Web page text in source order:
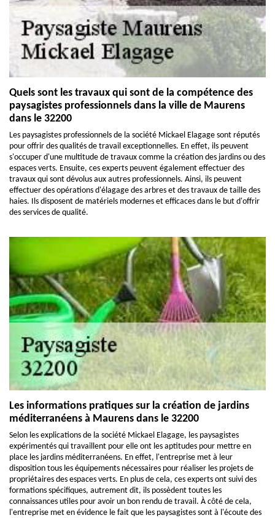
Quels sont les travaux qui sont de la compétence des
paysagistes professionnels dans la ville de Maurens
dans le 32200
Les paysagistes professionnels de la société Mickael Elagage sont réputés
pour offrir des qualités de travail exceptionnelles. En effet, ils peuvent
s'occuper d'une multitude de travaux comme la création des jardins ou des
espaces verts. Ensuite, ces experts peuvent également effectuer des
travaux qui sont dévolus aux autres professionnels. Ainsi, ils peuvent
effectuer des opérations d'élagage des arbres et des travaux de taille des
haies. Ils disposent de matériels modernes et efficaces dans le but d'offrir
des services de qualité.
Les informations pratiques sur la création de jardins
méditerranéens à Maurens dans le 32200
Selon les explications de la société Mickael Elagage, les paysagistes
expérimentés qui travaillent pour elle ont les aptitudes pour mettre en
place les jardins méditerranéens. En effet, l'entreprise met à leur
disposition tous les équipements nécessaires pour réaliser les projets de
propriétaires des espaces verts. En plus de cela, ces experts ont suivi des
formations spécifiques, autrement dit, ils possèdent toutes les
connaissances utiles pour avoir un bon rendu de travail. À côté de cela,
l'entreprise met en évidence le fait que les paysagistes sont à l'écoute des